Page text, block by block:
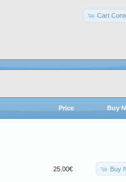
Cart
Price Buy
25.00€ Buy